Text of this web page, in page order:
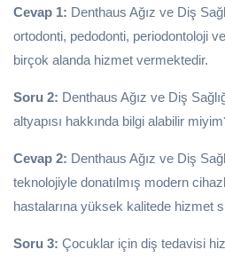
Cevap 1: Denthaus Ağız ve Diş
ortodonti, pedodonti, periodontoloji
birçok alanda hizmet vermektedir.
Soru 2: Denthaus Ağız ve Diş
altyapısı hakkında bilgi alabilir
Cevap 2: Denthaus Ağız ve Diş
teknolojiyle donatılmış modern
hastalarına yüksek kalitede hizmet
Soru 3: Çocuklar için diş tedavisi